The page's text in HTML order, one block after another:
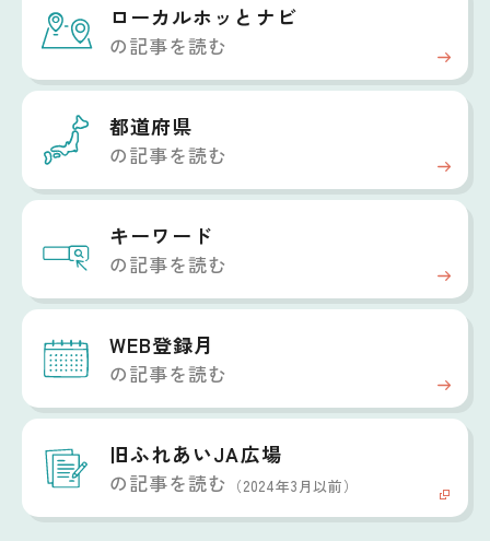
ローカルホッと ナビ
の記事を読む
都道府県
の記事を読む
キーワード
の記事を読む
WEB登録月
の記事を読む
旧ふれあいJA広場
の記事を読む （2024年3月以前）